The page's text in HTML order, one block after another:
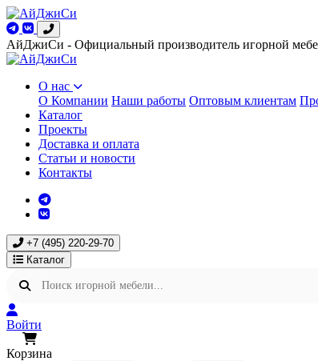
АйДжиСи - Официальный производитель игорной
О нас
О Компании Наши работы Оптовым клиентам
Каталог
Проекты
Доставка и оплата
Статьи и новости
Контакты
+7 (495) 220-29-70
Каталог
Войти
Корзина